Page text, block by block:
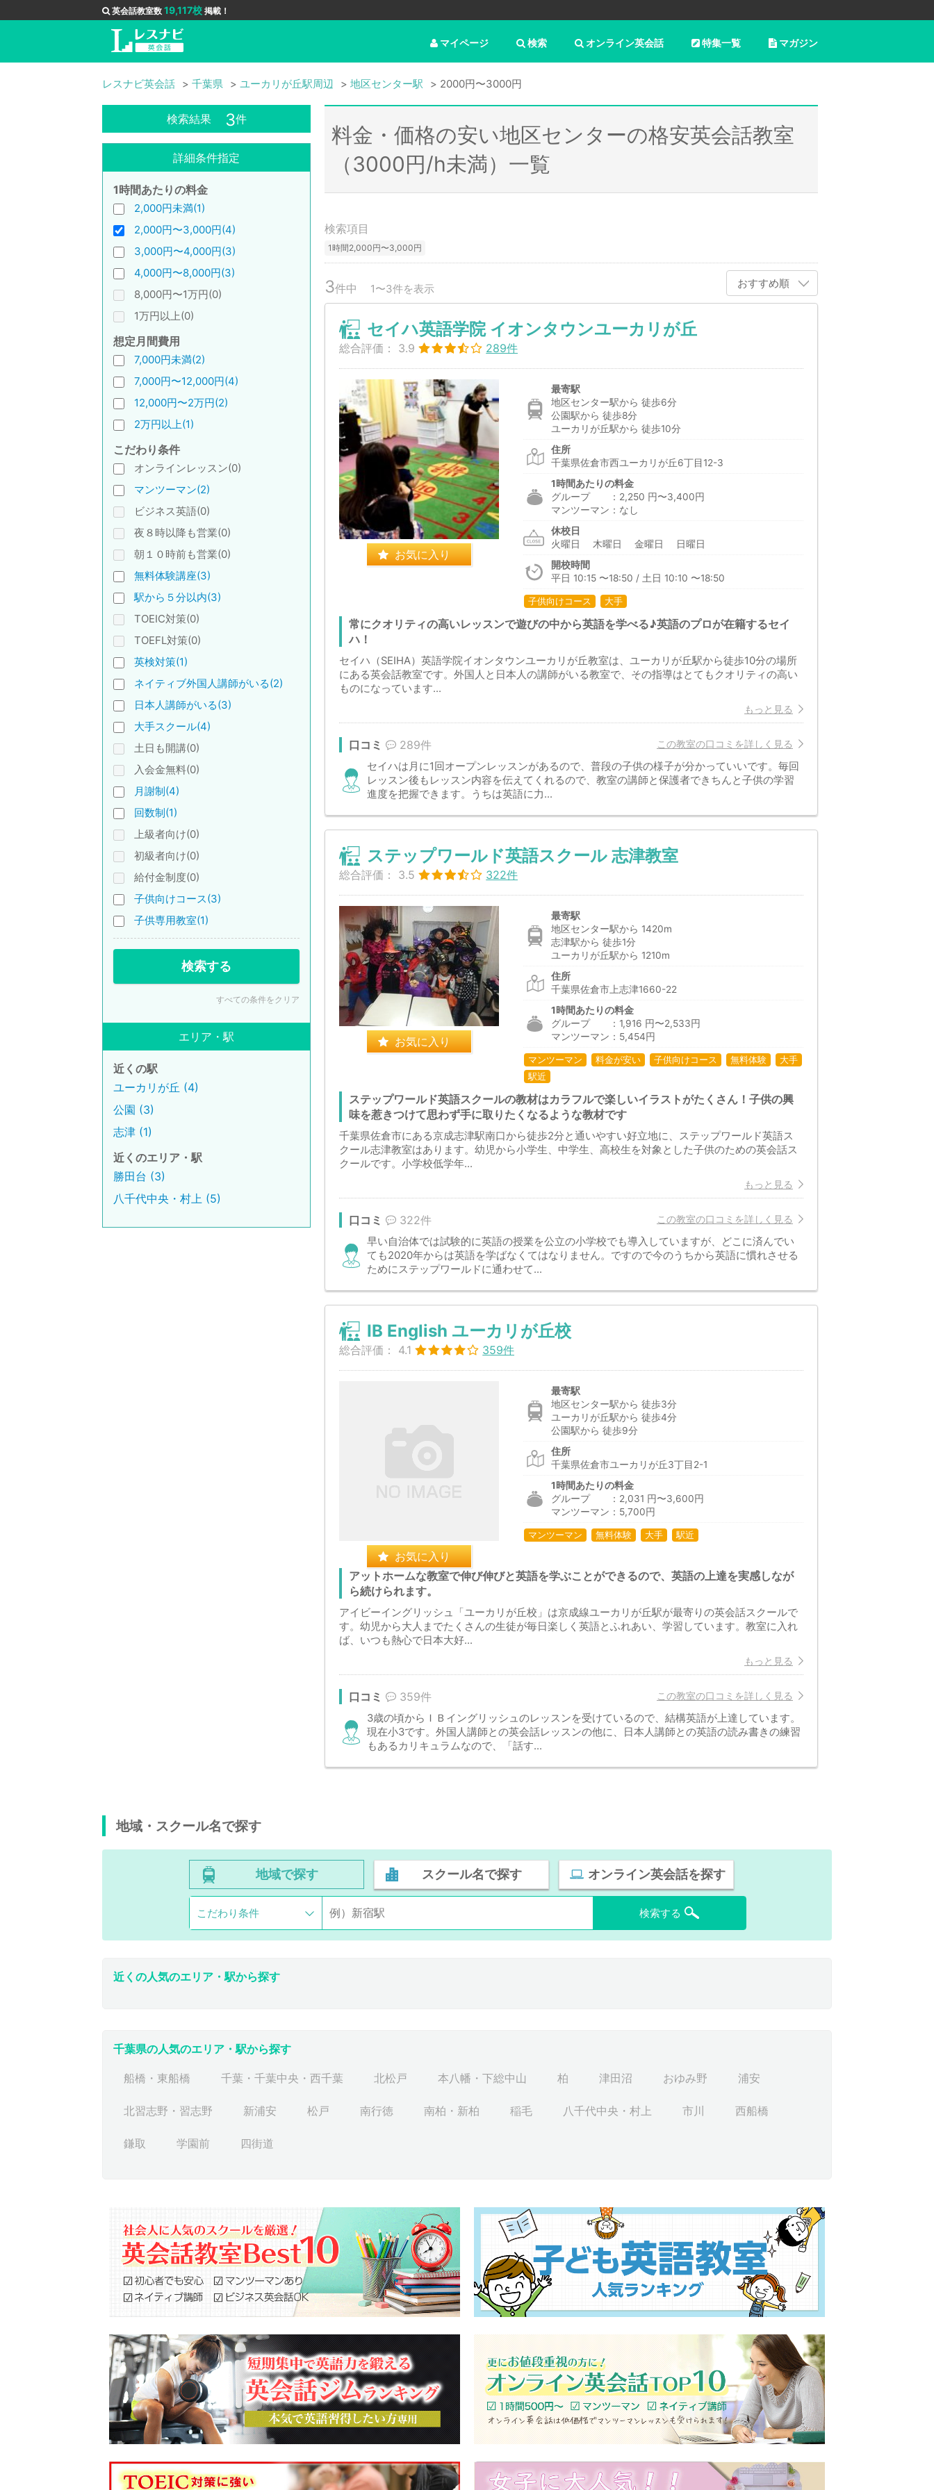
英会話教室数 19,117校 掲載！
マガジン
特集一覧
オンライン英会話
検索
マイページ
レスナビ英会話 千葉県 ユーカリが丘駅周辺 地区センター駅 2000円〜3000円
検索結果 3件
詳細条件指定
1時間あたりの料金
2,000円未満(1)
2,000円〜3,000円(4)
3,000円〜4,000円(3)
4,000円〜8,000円(3)
8,000円〜1万円(0)
1万円以上(0)
想定月間費用
7,000円未満(2)
7,000円〜12,000円(4)
12,000円〜2万円(2)
2万円以上(1)
こだわり条件
オンラインレッスン(0)
マンツーマン(2)
ビジネス英語(0)
夜８時以降も営業(0)
朝１０時前も営業(0)
無料体験講座(3)
駅から５分以内(3)
TOEIC対策(0)
TOEFL対策(0)
英検対策(1)
ネイティブ外国人講師がいる(2)
日本人講師がいる(3)
大手スクール(4)
土日も開講(0)
入会金無料(0)
月謝制(4)
回数制(1)
上級者向け(0)
初級者向け(0)
給付金制度(0)
子供向けコース(3)
子供専用教室(1)
検索する
すべての条件をクリア
エリア・駅
近くの駅
ユーカリが丘 (4)
公園 (3)
志津 (1)
近くのエリア・駅
勝田台 (3)
八千代中央・村上 (5)
料金・価格の安い地区センターの格安英会話教室
（3000円/h未満）一覧
検索項目
1時間2,000円〜3,000円
3件中 1〜3件を表示 おすすめ順
セイハ英語学院 イオンタウンユーカリが丘
総合評価： 3.9 289件
お気に入り
最寄駅
地区センター駅から 徒歩6分
公園駅から 徒歩8分
ユーカリが丘駅から 徒歩10分
住所
千葉県佐倉市西ユーカリが丘6丁目12-3
1時間あたりの料金
グループ ：2,250 円〜3,400円
マンツーマン：なし
休校日
火曜日 木曜日 金曜日 日曜日
開校時間
平日 10:15 〜18:50 / 土日 10:10 〜18:50
子供向けコース 大手
常にクオリティの高いレッスンで遊びの中から英語を学べる♪英語のプロが在籍するセイ
ハ！
セイハ（SEIHA）英語学院イオンタウンユーカリが丘教室は、ユーカリが丘駅から徒歩10分の場所
にある英会話教室です。外国人と日本人の講師がいる教室で、その指導はとてもクオリティの高い
ものになっています...
もっと見る
この教室の口コミを詳しく見る
口コミ 289件
セイハは月に1回オープンレッスンがあるので、普段の子供の様子が分かっていいです。毎回
レッスン後もレッスン内容を伝えてくれるので、教室の講師と保護者できちんと子供の学習
進度を把握できます。うちは英語に力...
ステップワールド英語スクール 志津教室
総合評価： 3.5 322件
お気に入り
最寄駅
地区センター駅から 1420m
志津駅から 徒歩1分
ユーカリが丘駅から 1210m
住所
千葉県佐倉市上志津1660-22
1時間あたりの料金
グループ ：1,916 円〜2,533円
マンツーマン：5,454円
マンツーマン 料金が安い 子供向けコース 無料体験
大手
駅近
ステップワールド英語スクールの教材はカラフルで楽しいイラストがたくさん！子供の興
味を惹きつけて思わず手に取りたくなるような教材です
千葉県佐倉市にある京成志津駅南口から徒歩2分と通いやすい好立地に、ステップワールド英語ス
クール志津教室はあります。幼児から小学生、中学生、高校生を対象とした子供のための英会話ス
クールです。小学校低学年...
もっと見る
この教室の口コミを詳しく見る
口コミ 322件
早い自治体では試験的に英語の授業を公立の小学校でも導入していますが、どこに済んでい
ても2020年からは英語を学ばなくてはなりません。ですので今のうちから英語に慣れさせる
ためにステップワールドに通わせて...
IB English ユーカリが丘校
総合評価： 4.1 359件
お気に入り
最寄駅
地区センター駅から 徒歩3分
ユーカリが丘駅から 徒歩4分
公園駅から 徒歩9分
住所
千葉県佐倉市ユーカリが丘3丁目2-1
1時間あたりの料金
グループ ：2,031 円〜3,600円
マンツーマン：5,700円
マンツーマン 無料体験 大手 駅近
アットホームな教室で伸び伸びと英語を学ぶことができるので、英語の上達を実感しなが
ら続けられます。
アイビーイングリッシュ「ユーカリが丘校」は京成線ユーカリが丘駅が最寄りの英会話スクールで
す。幼児から大人までたくさんの生徒が毎日楽しく英語とふれあい、学習しています。教室に入れ
ば、いつも熱心で日本大好...
もっと見る
この教室の口コミを詳しく見る
口コミ 359件
3歳の頃からＩＢイングリッシュのレッスンを受けているので、結構英語が上達しています。
現在小3です。外国人講師との英会話レッスンの他に、日本人講師との英語の読み書きの練習
もあるカリキュラムなので、「話す...
地域・スクール名で探す
地域で探す スクール名で探す オンライン英会話を探す
こだわり条件 検索する
近くの人気のエリア・駅から探す
千葉県の人気のエリア・駅から探す
船橋・東船橋 千葉・千葉中央・西千葉 北松戸 本八幡・下総中山 柏 津田沼 おゆみ野 浦安
北習志野・習志野 新浦安 松戸 南行徳 南柏・新柏 稲毛 八千代中央・村上 市川 西船橋
鎌取 学園前 四街道